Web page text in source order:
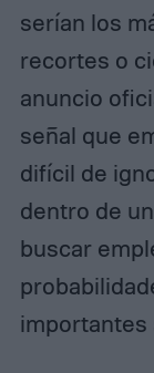
serían los
recortes o
anuncio
señal que
difícil de
dentro de
buscar
importantes